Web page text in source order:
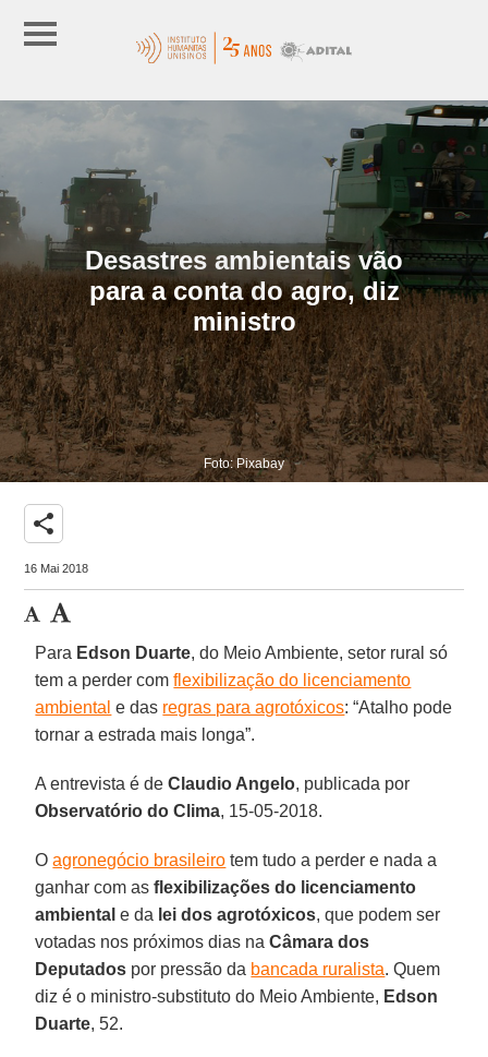
Desastres ambientais vão
para a conta do agro, diz
ministro
Foto: Pixabay
share
16 Mai 2018
Para Edson Duarte, do Meio Ambiente, setor rural só
tem a perder comflexibilização do licenciamento
ambiental e das regras para agrotóxicos: “Atalho pode
tornar a estrada mais longa”.
A entrevista é deClaudio Angelo, publicada por
Observatório do Clima, 15-05-2018.
Oagronegócio brasileiro tem tudo a perder e nada a
ganhar com asflexibilizações do licenciamento
ambiental e da lei dos agrotóxicos, que podem ser
votadas nos próximos dias naCâmara dos
Deputados por pressão da bancada ruralista. Quem
diz é o ministro-substituto do Meio Ambiente, Edson
Duarte, 52.